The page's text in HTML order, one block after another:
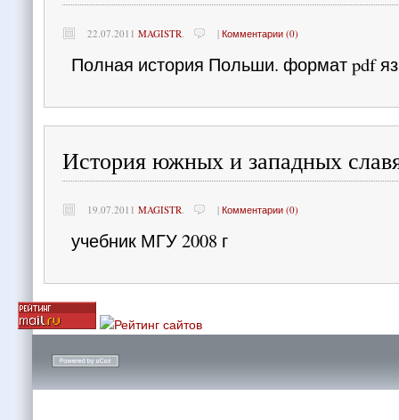
22.07.2011 MAGISTR. | Комментарии (0)
Полная история Польши. формат pdf
История южных и западных
19.07.2011 MAGISTR. | Комментарии (0)
учебник МГУ 2008 г